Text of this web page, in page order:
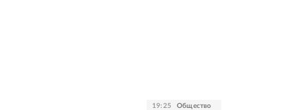
19:25 Общество